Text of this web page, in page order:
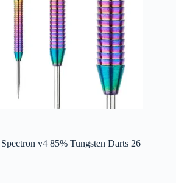
v4 85% Tungsten Darts 26